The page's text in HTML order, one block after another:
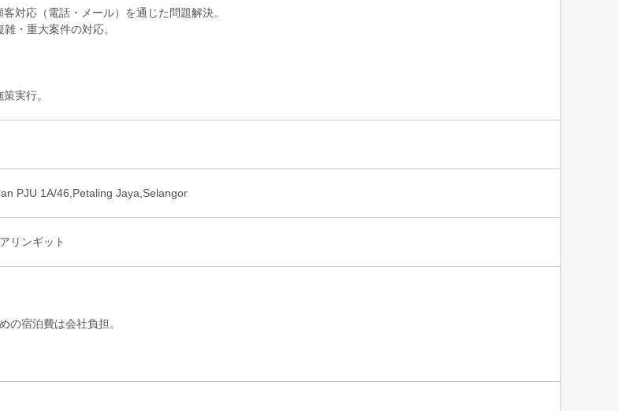
客対応（電話・メール）を通じた問題解決。
・重大案件の対応。
策実行。
PJU 1A/46,Petaling Jaya,Selangor
リンギット
の宿泊費は会社負担。